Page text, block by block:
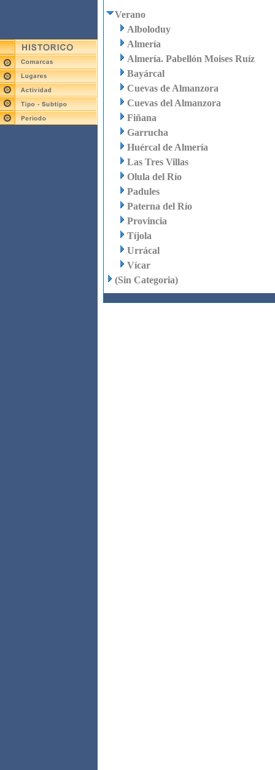
Verano
Alboloduy
Almería
Almería. Pabellón Moises Ruíz
Bayárcal
Cuevas de Almanzora
Cuevas del Almanzora
Fiñana
Garrucha
Huércal de Almería
Las Tres Villas
Olula del Río
Padules
Paterna del Río
Provincia
Tíjola
Urrácal
Vícar
(Sin Categoria)